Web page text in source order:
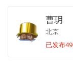
曹玥
北京
已发布